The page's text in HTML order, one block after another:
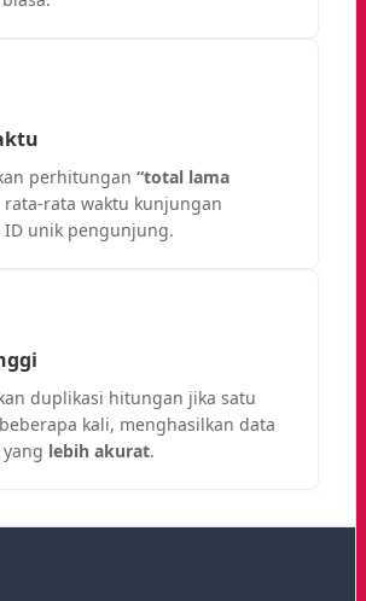
perhitungan “total lama
rata-rata waktu kunjungan
ID unik pengunjung.
duplikasi hitungan jika satu
kali, menghasilkan data
lebih akurat.